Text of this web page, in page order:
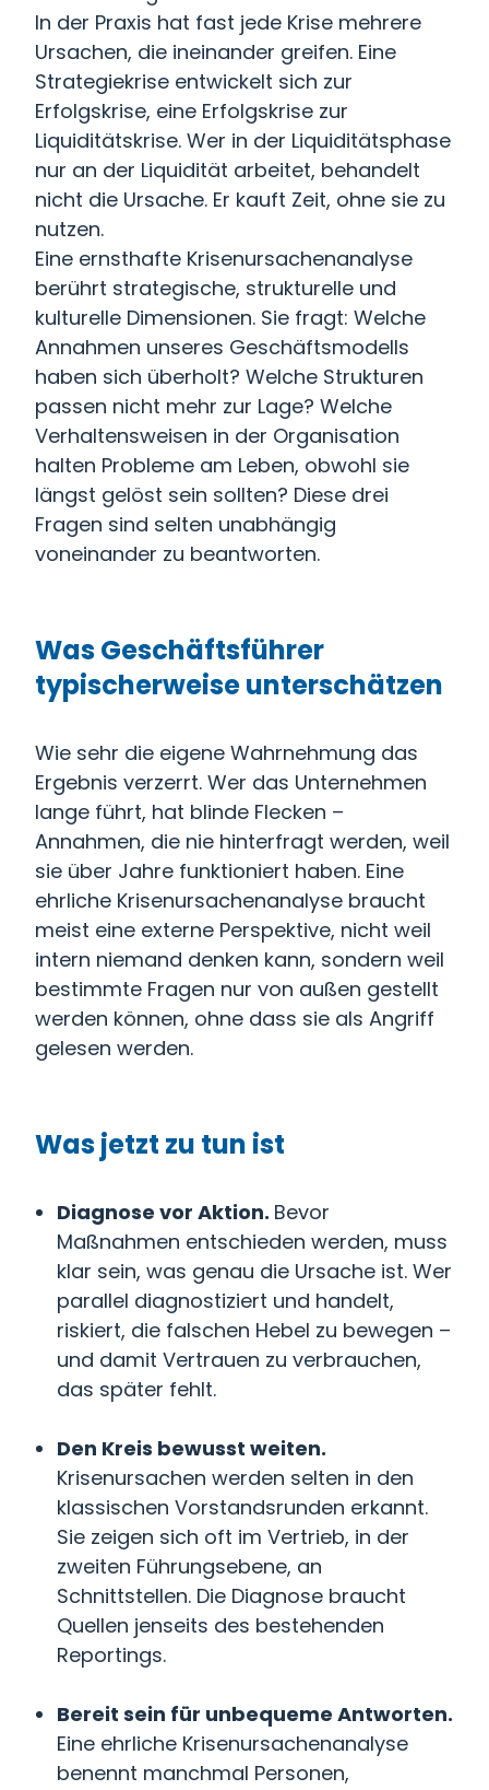
In der Praxis hat fast jede Krise mehrere
Ursachen, die ineinander greifen. Eine
Strategiekrise entwickelt sich zur
Erfolgskrise, eine Erfolgskrise zur
Liquiditätskrise. Wer in der Liquiditätsphase
nur an der Liquidität arbeitet, behandelt
nicht die Ursache. Er kauft Zeit, ohne sie zu
nutzen.
Eine ernsthafte Krisenursachenanalyse
berührt strategische, strukturelle und
kulturelle Dimensionen. Sie fragt: Welche
Annahmen unseres Geschäftsmodells
haben sich überholt? Welche Strukturen
passen nicht mehr zur Lage? Welche
Verhaltensweisen in der Organisation
halten Probleme am Leben, obwohl sie
längst gelöst sein sollten? Diese drei
Fragen sind selten unabhängig
voneinander zu beantworten.
Was Geschäftsführer
typischerweise unterschätzen
Wie sehr die eigene Wahrnehmung das
Ergebnis verzerrt. Wer das Unternehmen
lange führt, hat blinde Flecken –
Annahmen, die nie hinterfragt werden, weil
sie über Jahre funktioniert haben. Eine
ehrliche Krisenursachenanalyse braucht
meist eine externe Perspektive, nicht weil
intern niemand denken kann, sondern weil
bestimmte Fragen nur von außen gestellt
werden können, ohne dass sie als Angriff
gelesen werden.
Was jetzt zu tun ist
Diagnose vor Aktion. Bevor
Maßnahmen entschieden werden, muss
klar sein, was genau die Ursache ist. Wer
parallel diagnostiziert und handelt,
riskiert, die falschen Hebel zu bewegen –
und damit Vertrauen zu verbrauchen,
das später fehlt.
Den Kreis bewusst weiten.
Krisenursachen werden selten in den
klassischen Vorstandsrunden erkannt.
Sie zeigen sich oft im Vertrieb, in der
zweiten Führungsebene, an
Schnittstellen. Die Diagnose braucht
Quellen jenseits des bestehenden
Reportings.
Bereit sein für unbequeme Antworten.
Eine ehrliche Krisenursachenanalyse
benennt manchmal Personen,